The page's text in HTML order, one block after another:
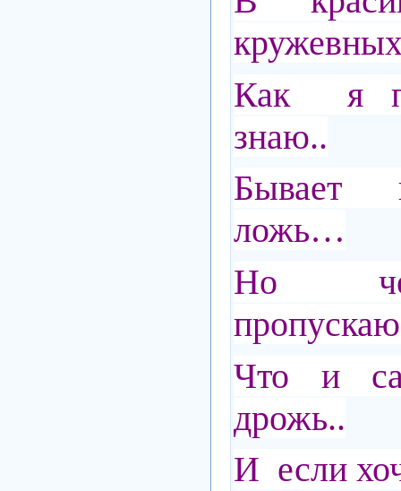
Как я
знаю..
Бывает
ложь…
Но
Что и
дрожь..
И если